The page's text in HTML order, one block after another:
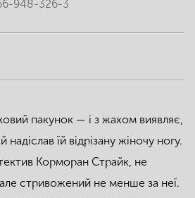
948-326-3
пакунок — і з жахом виявляє,
їй відрізану жіночу ногу.
Корморан Страйк, не
стривожений не менше за неї.